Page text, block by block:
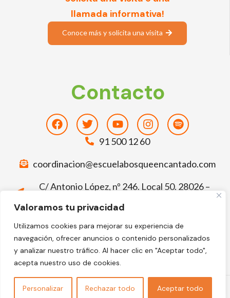
Valoramos tu privacidad
Utilizamos cookies para mejorar su experiencia de
navegación, ofrecer anuncios o contenido personalizados
y analizar nuestro tráfico. Al hacer clic en "Aceptar todo",
acepta nuestro uso de cookies.
Personalizar Rechazar todo Aceptar todo
llamada informativa!
Conoce más y solicita una visita
Contacto
FacebookTwitterYoutubeInstagramSpotify
91 500 12 60
coordinacion@escuelabosqueencantado.com
C/ Antonio López, nº 246. Local 50. 28026 –
Encantado
Facebook-
f
Google
©2024 Escuela Infantil El Bosque Encantado